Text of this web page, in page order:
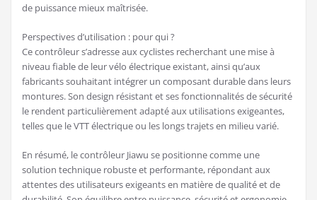
de puissance mieux maîtrisée.
Perspectives d’utilisation : pour qui ?
Ce contrôleur s’adresse aux cyclistes recherchant une mise à
niveau fiable de leur vélo électrique existant, ainsi qu’aux
fabricants souhaitant intégrer un composant durable dans leurs
montures. Son design résistant et ses fonctionnalités de sécurité
le rendent particulièrement adapté aux utilisations exigeantes,
telles que le VTT électrique ou les longs trajets en milieu varié.
En résumé, le contrôleur Jiawu se positionne comme une
solution technique robuste et performante, répondant aux
attentes des utilisateurs exigeants en matière de qualité et de